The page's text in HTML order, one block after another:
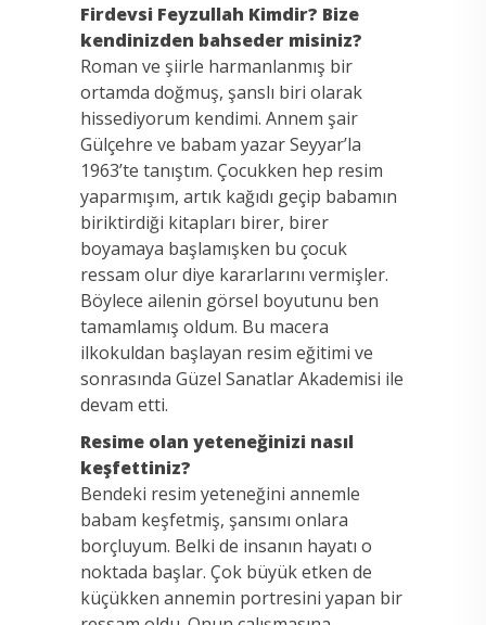
Firdevsi Feyzullah Kimdir? Bize
kendinizden bahseder misiniz?
Roman ve şiirle harmanlanmış bir
ortamda doğmuş, şanslı biri olarak
hissediyorum kendimi. Annem şair
Gülçehre ve babam yazar Seyyar’la
1963’te tanıştım. Çocukken hep resim
yaparmışım, artık kağıdı geçip babamın
biriktirdiği kitapları birer, birer
boyamaya başlamışken bu çocuk
ressam olur diye kararlarını vermişler.
Böylece ailenin görsel boyutunu ben
tamamlamış oldum. Bu macera
ilkokuldan başlayan resim eğitimi ve
sonrasında Güzel Sanatlar Akademisi ile
devam etti.
Resime olan yeteneğinizi nasıl
keşfettiniz?
Bendeki resim yeteneğini annemle
babam keşfetmiş, şansımı onlara
borçluyum. Belki de insanın hayatı o
noktada başlar. Çok büyük etken de
küçükken annemin portresini yapan bir